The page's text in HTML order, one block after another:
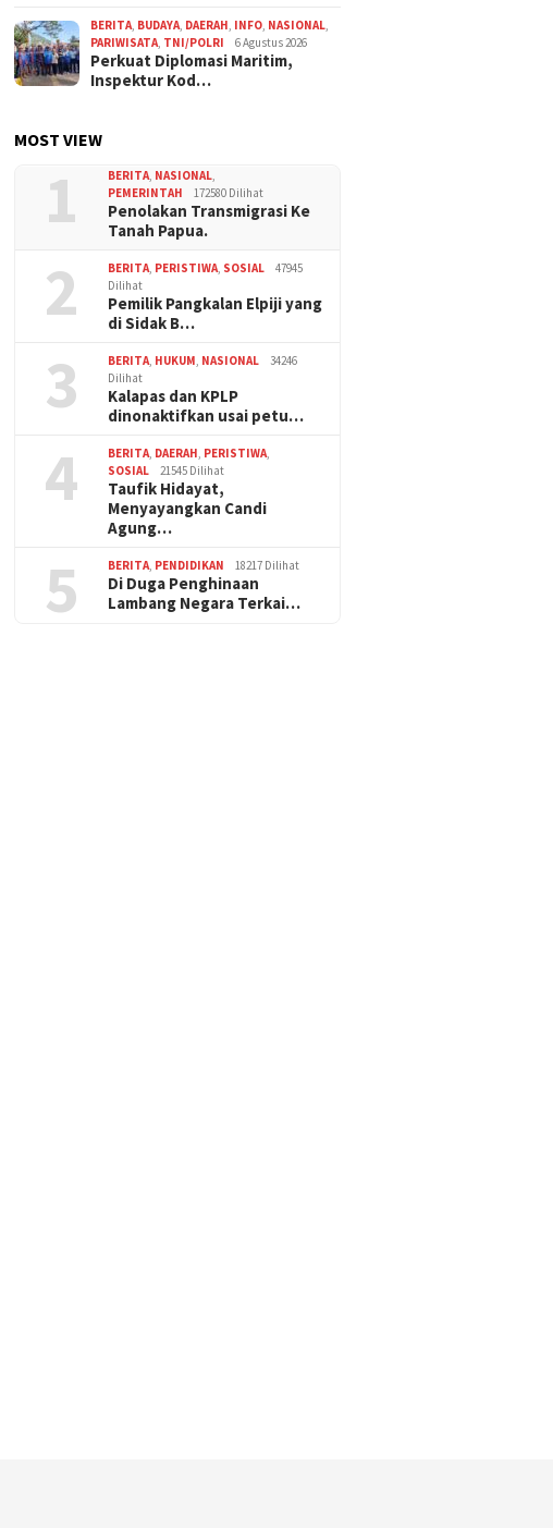
BERITA BUDAYA DAERAH INFO NASIONAL
PARIWISATA TNI/POLRI 6 Agustus 2026
Perkuat Diplomasi Maritim,
Inspektur Kod…
MOST VIEW
1 BERITA NASIONAL
PEMERINTAH
172580 Dilihat
Penolakan Transmigrasi Ke
Tanah Papua.
2 BERITA PERISTIWA SOSIAL
47945
Dilihat
Pemilik Pangkalan Elpiji yang
di Sidak B…
3 BERITA HUKUM NASIONAL
34246
Dilihat
Kalapas dan KPLP
dinonaktifkan usai petu…
4 BERITA DAERAH PERISTIWA
SOSIAL
21545 Dilihat
Taufik Hidayat,
Menyayangkan Candi
Agung…
5 BERITA PENDIDIKAN 18217 Dilihat
Di Duga Penghinaan
Lambang Negara Terkai…